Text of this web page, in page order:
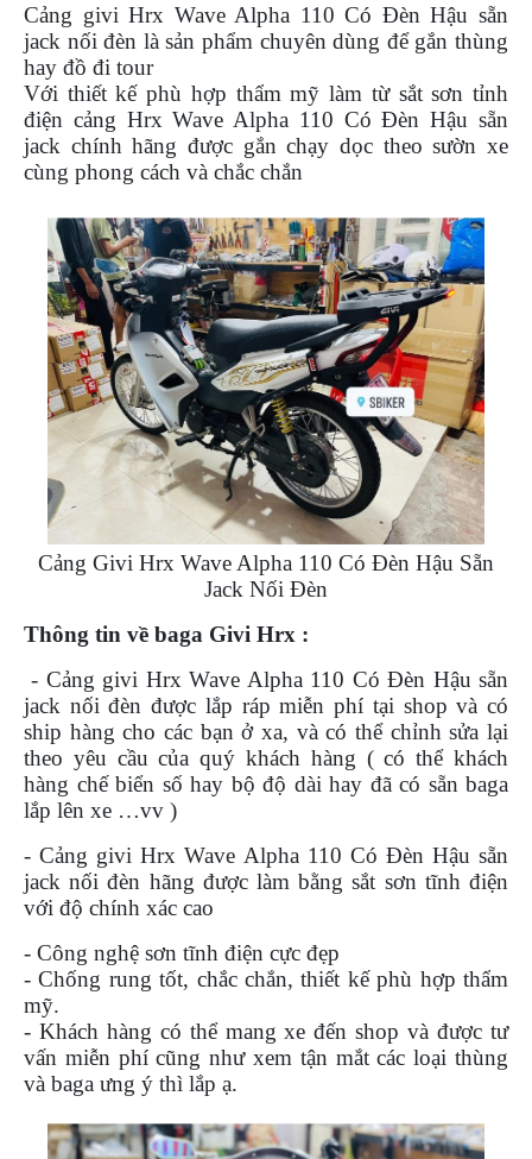
GIÁP
MOTO
TAI
NGHE
GẮN
MŨ
BẢO
BỘ
VÁ
XE
STOP
AND
GO
PHỤ
KIỆN
MOTOWOLF
KẸP
ĐIỆN
THOẠI
PHỤ
KIỆN
PHƯỢT
ĐỒ
CHƠI
MOTO
PHỤ
MBIKER
HCM
PHẨM
MỚI
BLOG
PHƯỢT
LIÊN
HƯỚNG
Cảng givi Hrx Wave Alpha 110 Có Đèn Hậu sẵn
jack nối đèn là sản phẩm chuyên dùng để gắn thùng
hay đồ đi tour
Với thiết kế phù hợp thẩm mỹ làm từ sắt sơn tỉnh
điện cảng Hrx Wave Alpha 110 Có Đèn Hậu sẵn
jack chính hãng được gắn chạy dọc theo sườn xe
cùng phong cách và chắc chắn
Cảng Givi Hrx Wave Alpha 110 Có Đèn Hậu Sẵn
Jack Nối Đèn
Thông tin về baga Givi Hrx :
- Cảng givi Hrx Wave Alpha 110 Có Đèn Hậu sẵn
jack nối đènđược lắp ráp miễn phí tại shop và có
ship hàng cho các bạn ở xa, và có thể chỉnh sửa lại
theo yêu cầu của quý khách hàng ( có thể khách
hàng chế biển số hay bộ độ dài hay đã có sẵn baga
lắp lên xe …vv )
- Cảng givi Hrx Wave Alpha 110 Có Đèn Hậu sẵn
jack nối đèn hãng được làm bằng sắt sơn tĩnh điện
với độ chính xác cao
- Công nghệ sơn tĩnh điện cực đẹp
- Chống rung tốt, chắc chắn, thiết kế phù hợp thẩm
mỹ.
- Khách hàng có thể mang xe đến shop và được tư
vấn miễn phí cũng như xem tận mắt các loại thùng
và baga ưng ý thì lắp ạ.